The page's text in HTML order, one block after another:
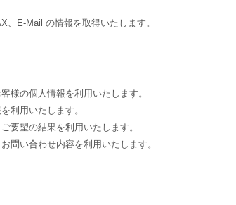
E-Mail の情報を取得いたします。
様の個人情報を利用いたします。
利用いたします。
要望の結果を利用いたします。
問い合わせ内容を利用いたします。